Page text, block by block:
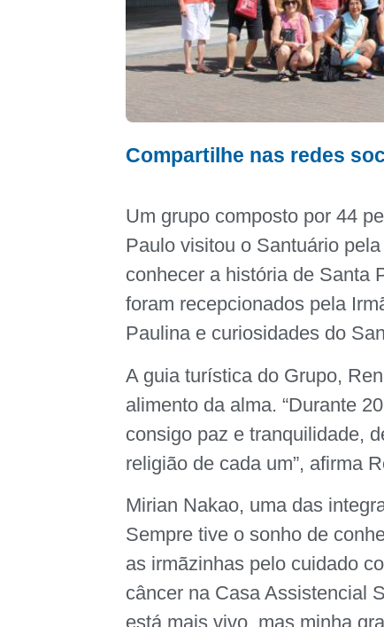
Compartilhe nas redes
Um grupo composto por 44
Paulo visitou o Santuário
conhecer a história de Santa
foram recepcionados pela
Paulina e curiosidades do
A guia turística do Grupo,
alimento da alma. “Durante
consigo paz e tranquilidade,
religião de cada um”, afirma
Mirian Nakao, uma das
Sempre tive o sonho de
as irmãzinhas pelo cuidado
câncer na Casa Assistencial
está mais vivo, mas minha